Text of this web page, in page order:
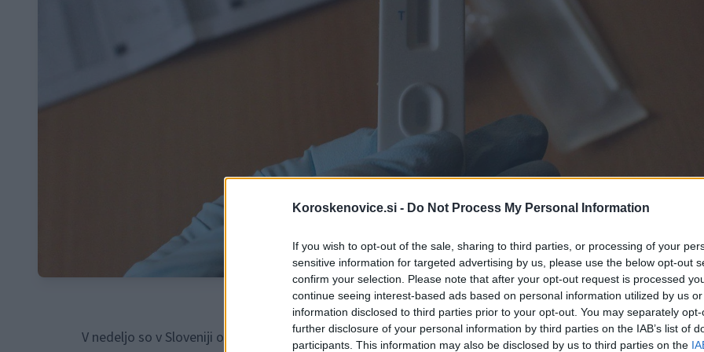
Koroskenovice.si - Do Not Process My Personal Information
If you wish to opt-out of the sale, sharing to third parties, or processing of your
sensitive information for targeted advertising by us, please use the below opt-out
confirm your selection. Please note that after your opt-out request is processed
continue seeing interest-based ads based on personal information utilized by us
information disclosed to third parties prior to your opt-out. You may separately
further disclosure of your personal information by third parties on the IAB’s list of
participants. This information may also be disclosed by us to third parties on the
Simbolična fotografija|
V nedeljo so v Sloveniji ob 724 PCR-testih in 4445 hitrih antigenskih testih potrdili907 okužb znovim